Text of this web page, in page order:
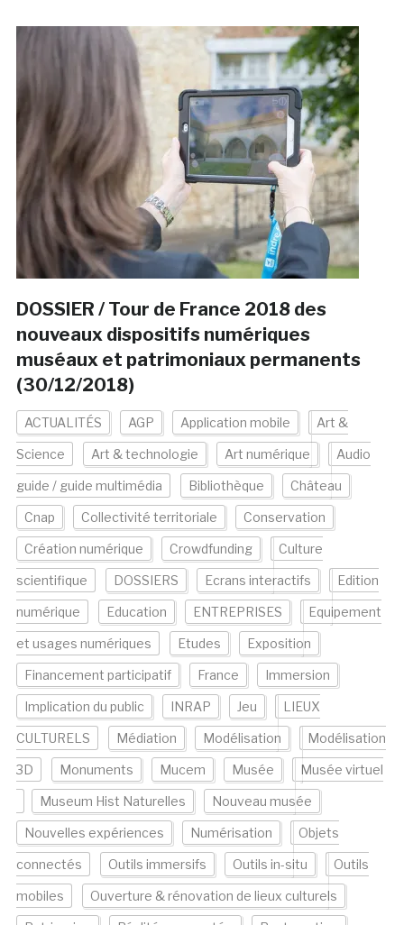
DOSSIER / Tour de France 2018 des
nouveaux dispositifs numériques
muséaux et patrimoniaux permanents
(30/12/2018)
ACTUALITÉS AGP Application mobile Art &
Science Art & technologie Art numérique Audio
guide / guide multimédia Bibliothèque Château
Cnap Collectivité territoriale Conservation
Création numérique Crowdfunding Culture
scientifique DOSSIERS Ecrans interactifs Edition
numérique Education ENTREPRISES Equipement
et usages numériques Etudes Exposition
Financement participatif France Immersion
Implication du public INRAP Jeu LIEUX
CULTURELS Médiation Modélisation Modélisation
3D Monuments Mucem Musée Musée virtuel
Museum Hist Naturelles Nouveau musée
Nouvelles expériences Numérisation Objets
connectés Outils immersifs Outils in-situ Outils
mobiles Ouverture & rénovation de lieux culturels